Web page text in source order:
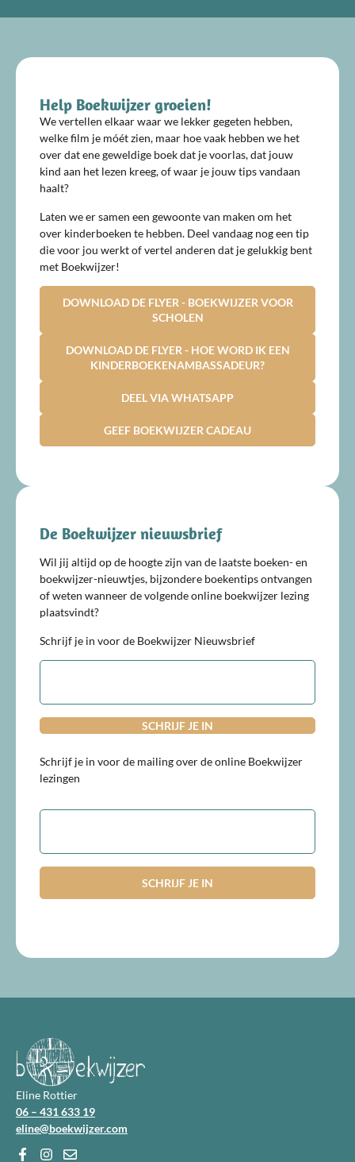
Help Boekwijzer groeien!
We vertellen elkaar waar we lekker gegeten hebben,
welke film je móét zien, maar hoe vaak hebben we het
over dat ene geweldige boek dat je voorlas, dat jouw
kind aan het lezen kreeg, of waar je jouw tips vandaan
haalt?
Laten we er samen een gewoonte van maken om het
over kinderboeken te hebben. Deel vandaag nog een tip
die voor jou werkt of vertel anderen dat je gelukkig bent
met Boekwijzer!
DOWNLOAD DE FLYER - BOEKWIJZER VOOR
SCHOLEN
DOWNLOAD DE FLYER - HOE WORD IK EEN
KINDERBOEKENAMBASSADEUR?
DEEL VIA WHATSAPP
GEEF BOEKWIJZER CADEAU
De Boekwijzer nieuwsbrief
Wil jij altijd op de hoogte zijn van de laatste boeken- en
boekwijzer-nieuwtjes, bijzondere boekentips ontvangen
of weten wanneer de volgende online boekwijzer lezing
plaatsvindt?
Schrijf je in voor de Boekwijzer Nieuwsbrief
E-
Schrijf je in voor de mailing over de online Boekwijzer
lezingen
E-
Eline Rottier
06 – 431 633 19
eline@boekwijzer.com